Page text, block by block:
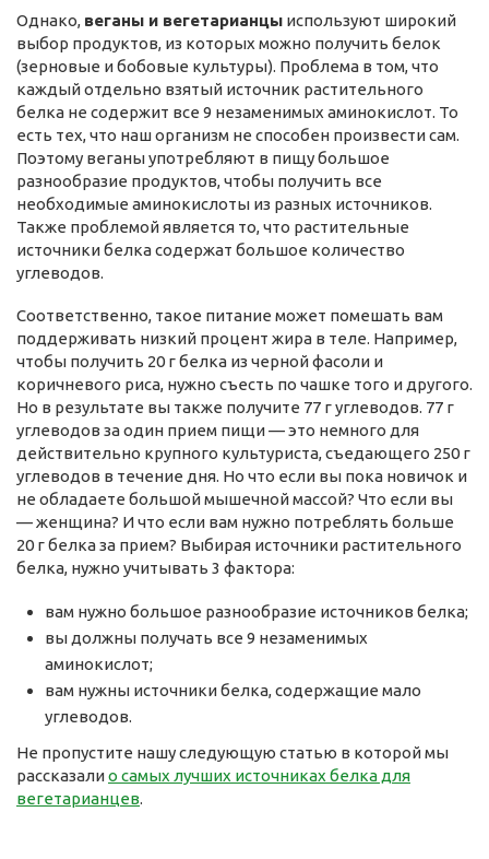
Однако, веганы и вегетарианцы используют широкий
выбор продуктов, из которых можно получить белок
(зерновые и бобовые культуры). Проблема в том, что
каждый отдельно взятый источник растительного
белка не содержит все 9 незаменимых аминокислот. То
есть тех, что наш организм не способен произвести сам.
Поэтому веганы употребляют в пищу большое
разнообразие продуктов, чтобы получить все
необходимые аминокислоты из разных источников.
Также проблемой является то, что растительные
источники белка содержат большое количество
углеводов.
Соответственно, такое питание может помешать вам
поддерживать низкий процент жира в теле. Например,
чтобы получить 20 г белка из черной фасоли и
коричневого риса, нужно съесть по чашке того и другого.
Но в результате вы также получите 77 г углеводов. 77 г
углеводов за один прием пищи — это немного для
действительно крупного культуриста, съедающего 250 г
углеводов в течение дня. Но что если вы пока новичок и
не обладаете большой мышечной массой? Что если вы
— женщина? И что если вам нужно потреблять больше
20 г белка за прием? Выбирая источники растительного
белка, нужно учитывать 3 фактора:
вам нужно большое разнообразие источников белка;
вы должны получать все 9 незаменимых
аминокислот;
вам нужны источники белка, содержащие мало
углеводов.
Не пропустите нашу следующую статью в которой мы
рассказалио самых лучших источниках белка для
вегетарианцев.